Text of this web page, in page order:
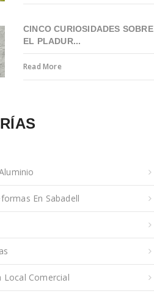
CINCO CURIOSIDADES SOBRE
EL PLADUR...
Read More
En Sabadell
Local Comercial